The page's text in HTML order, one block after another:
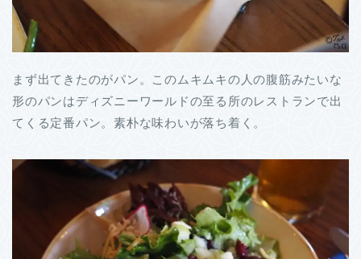
まず出てきたのがパン。このムキムキの人の腹筋みたいな
形のパンはディズニーワールドの至る所のレストランで出
てくる定番パン。素朴な味わいが落ち着く。